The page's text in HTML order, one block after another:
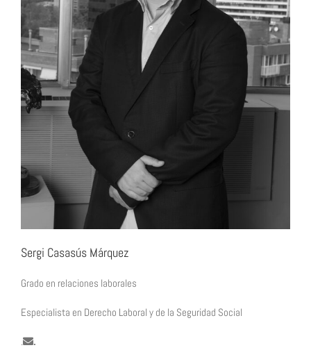
Sergi Casasús Márquez
Grado en relaciones laborales
Especialista en Derecho Laboral y de la Seguridad Social
. .